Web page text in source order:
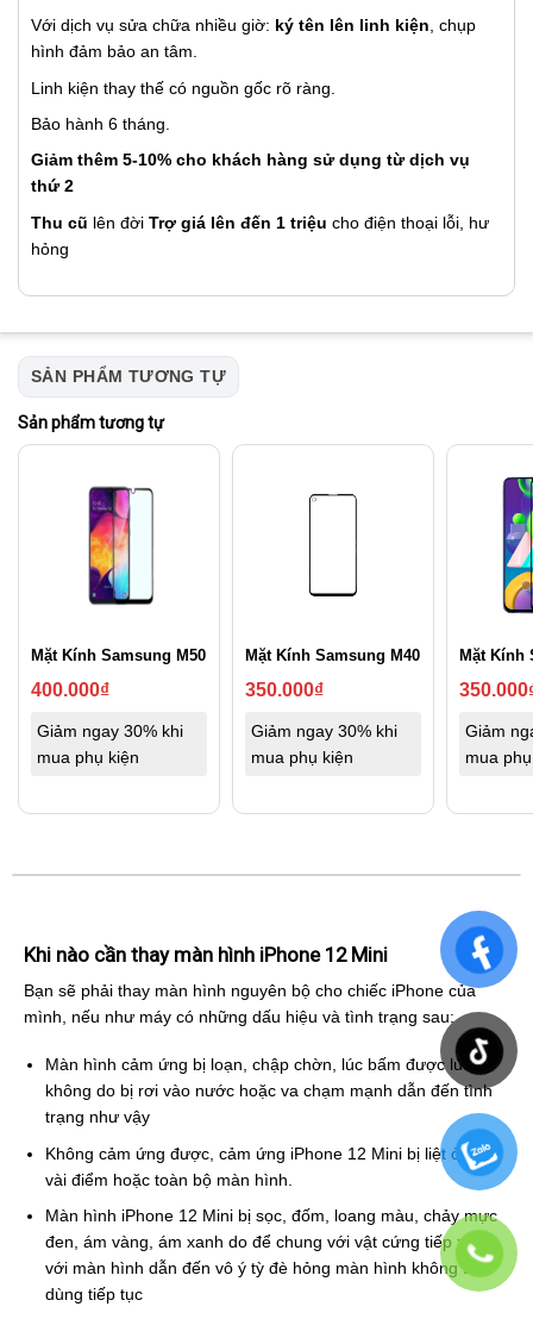
Với dịch vụ sửa chữa nhiều giờ: ký tên lên linh kiện, chụp
hình đảm bảo an tâm.
Linh kiện thay thế có nguồn gốc rõ ràng.
Bảo hành 6 tháng.
Giảm thêm 5-10% cho khách hàng sử dụng từ dịch vụ
thứ 2
Thu cũ lên đời Trợ giá lên đến 1 triệu cho điện thoại lỗi, hư
hỏng
SẢN PHẨM TƯƠNG TỰ
Sản phẩm tương tự
Mặt Kính Samsung M50
400.000₫
Giảm ngay 30% khi
mua phụ kiện
Mặt Kính Samsung M40
350.000₫
Giảm ngay 30% khi
mua phụ kiện
Mặt Kính
350.000
Giảm
mua
Khi nào cần thay màn hình iPhone 12 Mini
Bạn sẽ phải thay màn hình nguyên bộ cho chiếc iPhone của
mình, nếu như máy có những dấu hiệu và tình trạng sau:
Màn hình cảm ứng bị loạn, chập chờn, lúc bấm được lúc
không do bị rơi vào nước hoặc va chạm mạnh dẫn đến tình
trạng như vậy
Không cảm ứng được, cảm ứng iPhone 12 Mini bị liệt ở một
vài điểm hoặc toàn bộ màn hình.
Màn hình iPhone 12 Mini bị sọc, đốm, loang màu, chảy mực
đen, ám vàng, ám xanh do để chung với vật cứng tiếp xúc
với màn hình dẫn đến vô ý tỳ đè hỏng màn hình không thể
dùng tiếp tục